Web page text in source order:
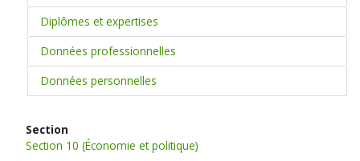
Diplômes et expertises
Données professionnelles
Données personnelles
Section
Section 10 (Économie et politique)